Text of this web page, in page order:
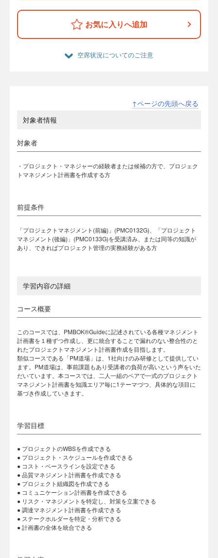
お気に入りへ追加
空席状況についてのご注意
↑ページの先頭へ戻る
対象者情報
対象者
・プロジェクト・マネジャーの経験者または候補の方で、プロジェク
トマネジメント計画書を作成する方
前提条件
「プロジェクトマネジメント(前編)」(PMC0132G)、「プロジェクト
マネジメント(後編)」(PMC0133G)を受講済み、または同等の知識が
あり、できればプロジェクト管理の実務経験がある方
学習内容の詳細
コース概要
このコースでは、PMBOK®Guideに記述されている各種マネジメント
計画書を１種ずつ作成し、更に統合することで漏れのない整合性のと
れたプロジェクトマネジメント計画書作成を目指します。
類似コースである「PM道場」は、1社向けのみ研修として提供してい
ます。PM道場は、事前課題もあり受講者の負荷が高いという声をいた
だいています。本コースでは、二人一組のペアで一式のプロジェクト
マネジメント計画書を知識エリア毎に1テーマづつ、具体的な項目に
基づき作成していきます。
学習目標
● プロジェクトのWBSを作成できる
● プロジェクト・スケジュールを作成できる
● コスト・ベースラインを設定できる
● 品質マネジメント計画書を作成できる
● プロジェクト組織図を作成できる
● コミュニケーション計画書を作成できる
● リスク・マネジメントを特定し、対策を立案できる
● 調達マネジメント計画書を作成できる
● ステークホルダーを特定・分析できる
● 計画書の全体を統合できる